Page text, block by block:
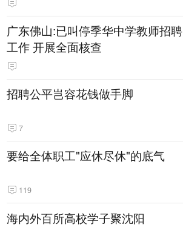
广东佛山:已叫停季华中学教师招聘
工作 开展全面核查
招聘公平岂容花钱做手脚
7
要给全体职工"应休尽休"的底气
119
海内外百所高校学子聚沈阳